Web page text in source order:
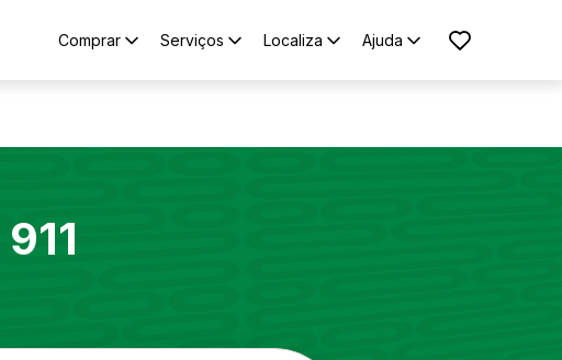
Comprar Serviços Localiza Ajuda
911